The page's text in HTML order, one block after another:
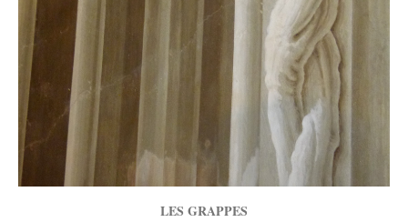
LES GRAPPES